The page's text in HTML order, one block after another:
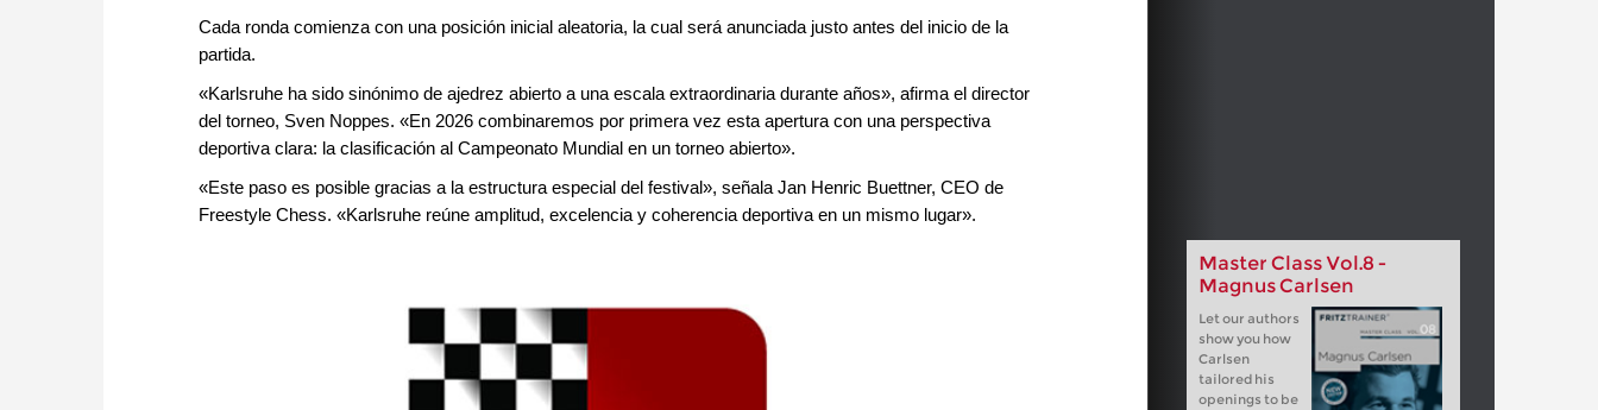
Cada ronda comienza con una posición inicial aleatoria, la cual será anunciada justo antes del inicio de la
partida.
«Karlsruhe ha sido sinónimo de ajedrez abierto a una escala extraordinaria durante años», afirma el director
del torneo, Sven Noppes. «En 2026 combinaremos por primera vez esta apertura con una perspectiva
deportiva clara: la clasificación al Campeonato Mundial en un torneo abierto».
«Este paso es posible gracias a la estructura especial del festival», señala Jan Henric Buettner, CEO de
Freestyle Chess. «Karlsruhe reúne amplitud, excelencia y coherencia deportiva en un mismo lugar».
Master Class Vol.8 -
Magnus Carlsen
Let our authors
show you how
Carlsen
tailored his
openings to be